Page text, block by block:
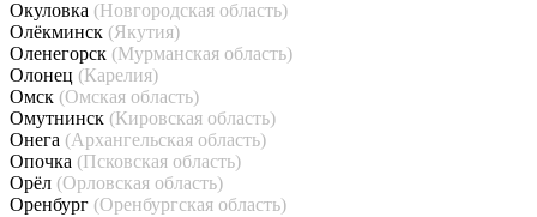
Окуловка (Новгородская область)
Олёкминск (Якутия)
Оленегорск (Мурманская область)
Олонец (Карелия)
Омск (Омская область)
Омутнинск (Кировская область)
Онега (Архангельская область)
Опочка (Псковская область)
Орёл (Орловская область)
Оренбург (Оренбургская область)